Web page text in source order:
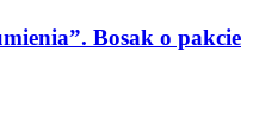
Bosak o pakcie